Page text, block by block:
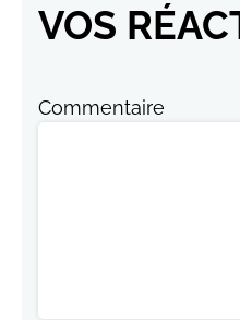
VOS
Commentaire